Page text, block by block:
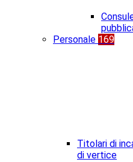
Personale 169
Titolari di
di vertice